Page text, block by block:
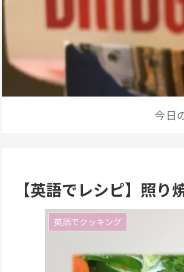
今日
【英語でレシピ】照
英語でクッキング